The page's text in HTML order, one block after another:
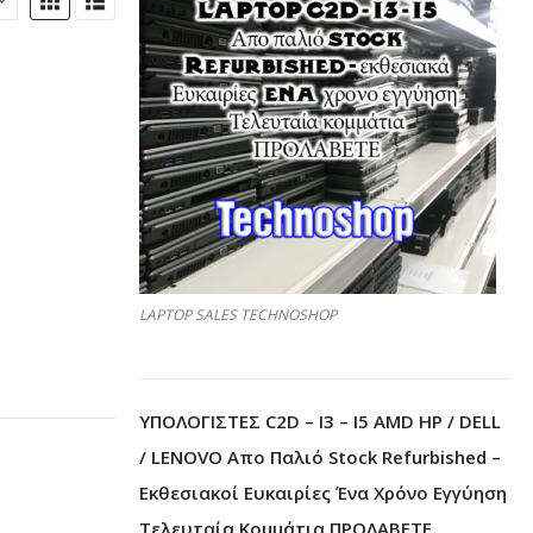
LAPTOP SALES TECHNOSHOP
ΥΠΟΛΟΓΙΣΤΕΣ C2D – I3 – I5 AMD HP / DELL
/ LENOVO Απο Παλιό Stock Refurbished –
Εκθεσιακοί Ευκαιρίες Ένα Χρόνο Εγγύηση
Τελευταία Κομμάτια ΠΡΟΛΑΒΕΤΕ